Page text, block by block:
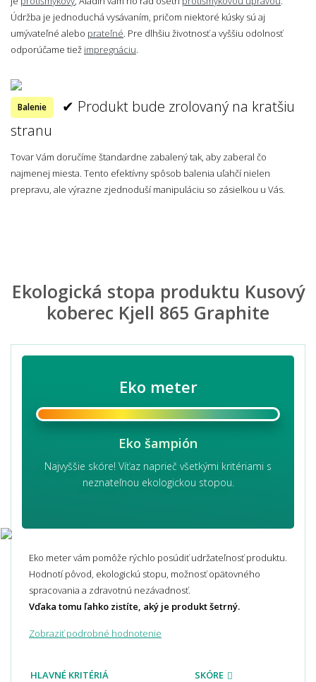
Údržba je jednoduchá vysávaním, pričom niektoré kúsky sú aj
umývateľné alebo prateľné . Pre dlhšiu životnosť a vyššiu odolnosť
odporúčame tiež impregnáciu
Balenie
✔ Produkt bude zrolovaný na kratšiu
stranu
Tovar Vám doručíme štandardne zabalený tak, aby zaberal čo
najmenej miesta. Tento efektívny spôsob balenia uľahčí nielen
prepravu, ale výrazne zjednoduší manipuláciu so zásielkou u Vás.
Ekologická stopa produktu Kusový
koberec Kjell 865 Graphite
Eko meter
Eko šampión
Najvyššie skóre! Víťaz naprieč všetkými kritériami s
neznateľnou ekologickou stopou.
Eko meter vám pomôže rýchlo posúdiť udržateľnosť produktu.
Hodnotí pôvod, ekologickú stopu, možnosť opätovného
spracovania a zdravotnú nezávadnosť.
Vďaka tomu ľahko zistíte, aký je produkt šetrný.
Zobraziť podrobné hodnotenie
HLAVNÉ KRITÉRIÁ
SKÓRE